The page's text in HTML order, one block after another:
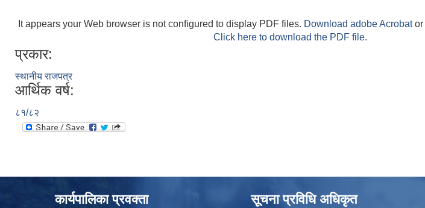
It appears your Web browser is not configured to display PDF files. Download adobe Acrobator
Click here to download the PDF file.
प्रकार:
स्थानीय राजपत्र
आर्थिक वर्ष:
८१/८२
कार्यपालिका प्रवक्ता सूचना प्रविधि अधिकृत